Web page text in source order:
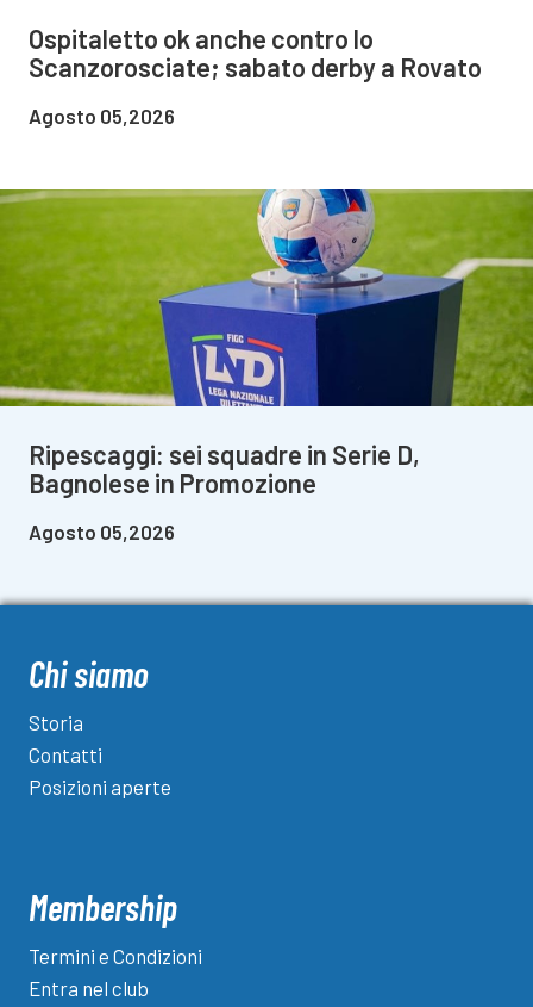
Ospitaletto ok anche contro lo
Scanzorosciate; sabato derby a Rovato
Agosto 05,2026
Ripescaggi: sei squadre in Serie D,
Bagnolese in Promozione
Agosto 05,2026
Chi siamo
Storia
Contatti
Posizioni aperte
Membership
Termini e Condizioni
Entra nel club